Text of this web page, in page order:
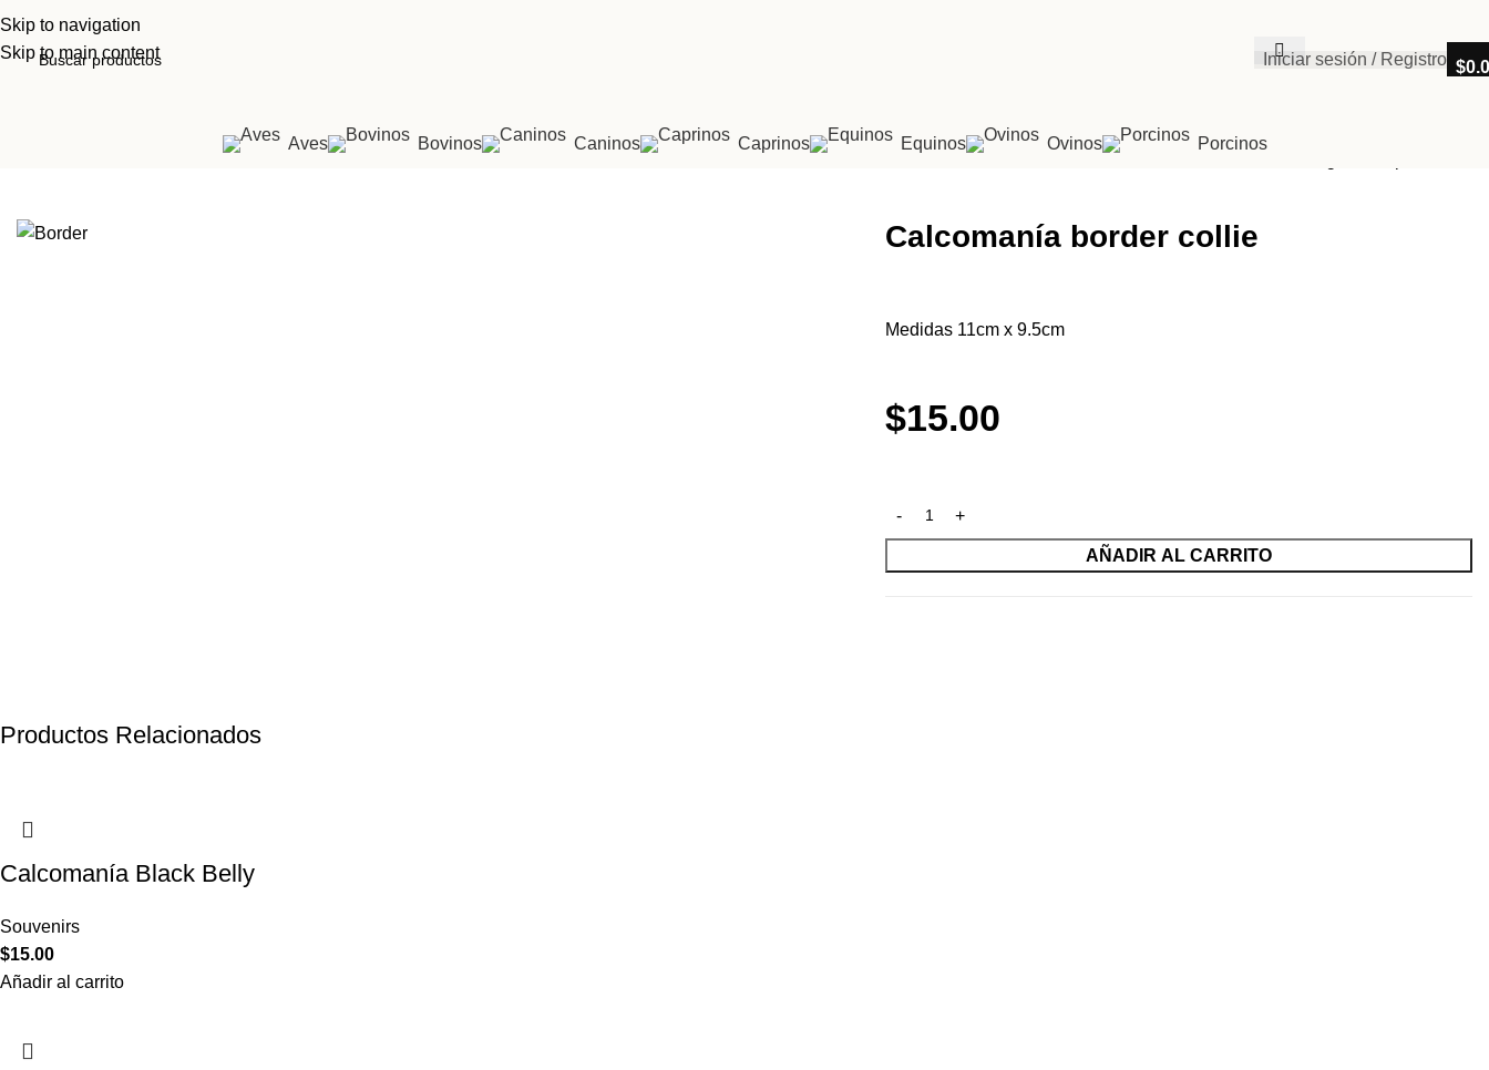
Skip to navigation
Skip to main content
Iniciar sesión / Registro $
Aves Bovinos Caninos Caprinos Equinos Ovinos
Porcinos
Calcomanía border collie
Medidas 11cm x 9.5cm
$15.00
AÑADIR AL CARRITO
Productos Relacionados
Calcomanía Black Belly
Souvenirs
$15.00
Añadir al carrito